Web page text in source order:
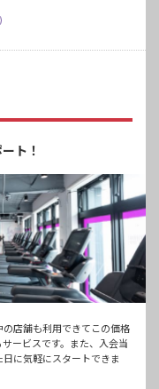
ト！
店舗も利用できてこの価格
ービスです。また、入会当
に気軽にスタートできま